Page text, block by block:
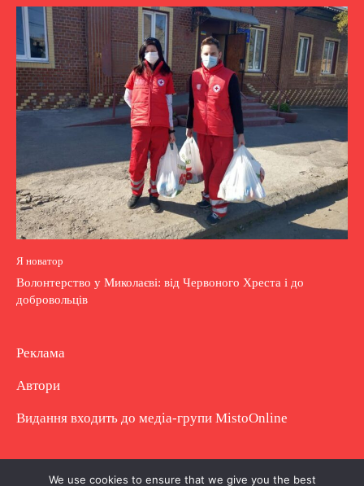
Я новатор
Волонтерство у Миколаєві: від Червоного Хреста і до
добровольців
Реклама
Автори
Видання входить до медіа-групи MistoOnline
Copyright © Повне використання матеріалу
We use cookies to ensure that we give you the best